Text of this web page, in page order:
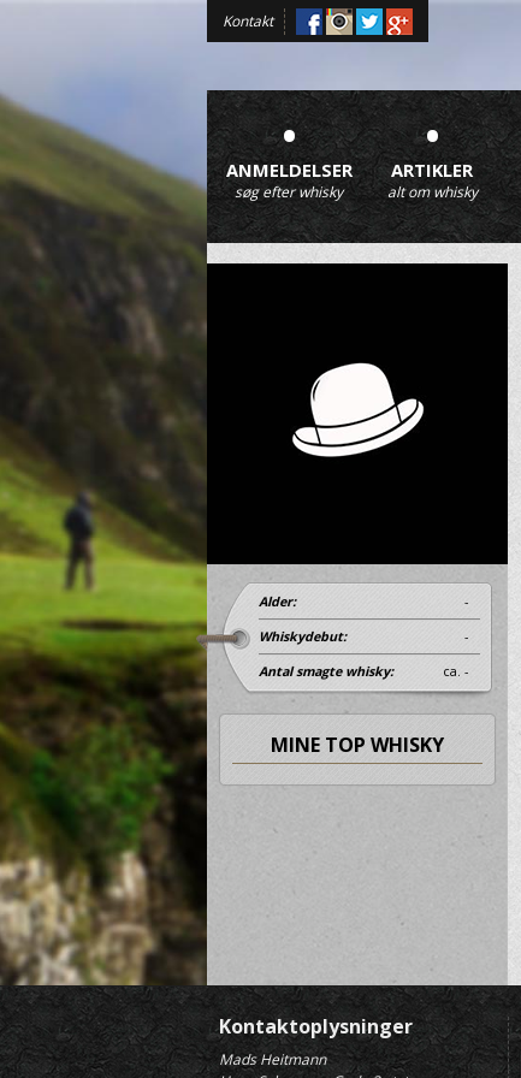
Kontakt
•
ANMELDELSER
søg efter whisky
•
ARTIKLER
alt om whisky
Alder: -
Whiskydebut: -
Antal smagte whisky: ca. -
MINE TOP WHISKY
Kontaktoplysninger
Mads Heitmann